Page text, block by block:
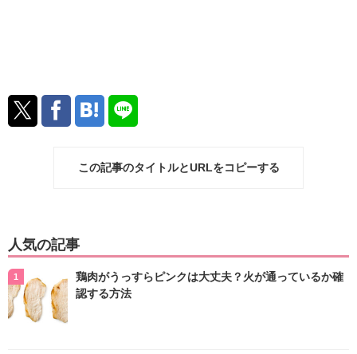
この記事のタイトルとURLをコピーする
人気の記事
鶏肉がうっすらピンクは大丈夫？火が通っているか確
認する方法